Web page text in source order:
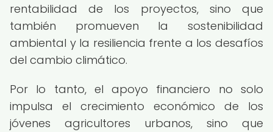
rentabilidad de los proyectos, sino que
también promueven la sostenibilidad
ambiental y la resiliencia frente a los desafíos
del cambio climático.
Por lo tanto, el apoyo financiero no solo
impulsa el crecimiento económico de los
jóvenes agricultores urbanos, sino que